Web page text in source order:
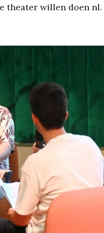
theater willen doen nl.